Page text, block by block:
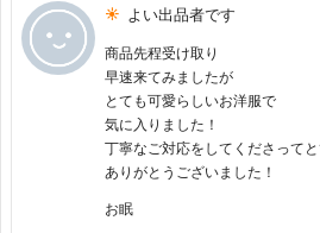
よい出品者です
商品先程受け取り
早速来てみましたが
とても可愛らしいお洋服で
気に入りました！
丁寧なご対応をしてくださって
ありがとうございました！
お眠